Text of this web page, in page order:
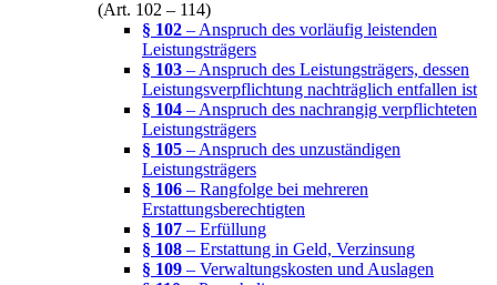
(Art. 102 – 114)
§ 102 – Anspruch des vorläufig leistenden
Leistungsträgers
§ 103 – Anspruch des Leistungsträgers, dessen
Leistungsverpflichtung nachträglich entfallen ist
§ 104 – Anspruch des nachrangig verpflichteten
Leistungsträgers
§ 105 – Anspruch des unzuständigen
Leistungsträgers
§ 106 – Rangfolge bei mehreren
Erstattungsberechtigten
§ 107 – Erfüllung
§ 108 – Erstattung in Geld, Verzinsung
§ 109 – Verwaltungskosten und Auslagen